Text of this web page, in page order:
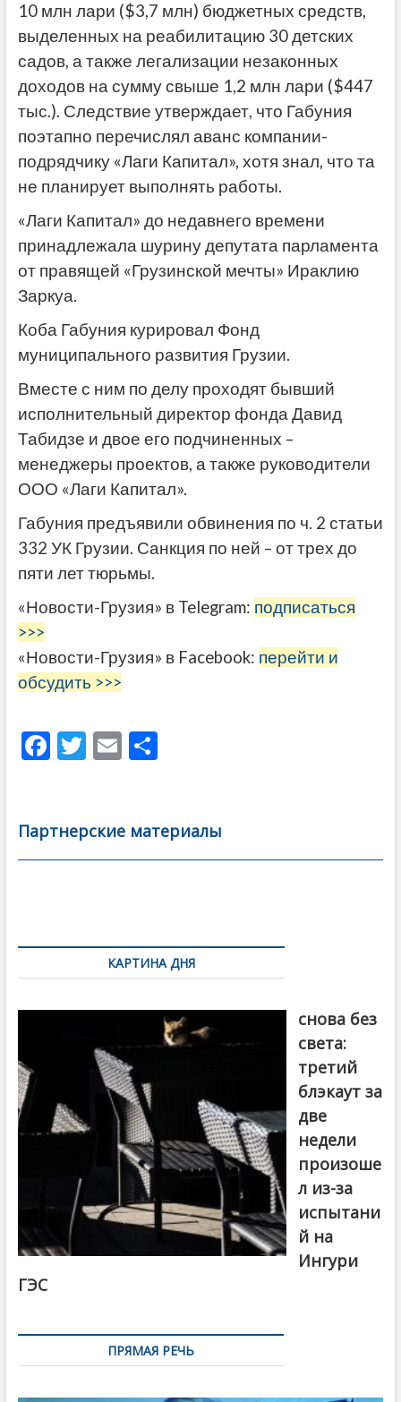
10 млн лари ($3,7 млн) бюджетных средств,
выделенных на реабилитацию 30 детских
садов, а также легализации незаконных
доходов на сумму свыше 1,2 млн лари ($447
тыс.). Следствие утверждает, что Габуния
поэтапно перечислял аванс компании-
подрядчику «Лаги Капитал», хотя знал, что та
не планирует выполнять работы.
«Лаги Капитал» до недавнего времени
принадлежала шурину депутата парламента
от правящей «Грузинской мечты» Ираклию
Заркуа.
Коба Габуния курировал Фонд
муниципального развития Грузии.
Вместе с ним по делу проходят бывший
исполнительный директор фонда Давид
Табидзе и двое его подчиненных –
менеджеры проектов, а также руководители
ООО «Лаги Капитал».
Габуния предъявили обвинения по ч. 2 статьи
332 УК Грузии. Санкция по ней – от трех до
пяти лет тюрьмы.
«Новости-Грузия» в Telegram: подписаться
>>>
«Новости-Грузия» в Facebook: перейти и
обсудить >>>
F
b
o
T
er
E
l
О
а
в
Партнерские материалы
по
записямКАРТИНА ДНЯ
снова без
света:
третий
блэкаут за
две
недели
произоше
л из-за
испытани
й на
Ингури
ГЭС
ПРЯМАЯ РЕЧЬ